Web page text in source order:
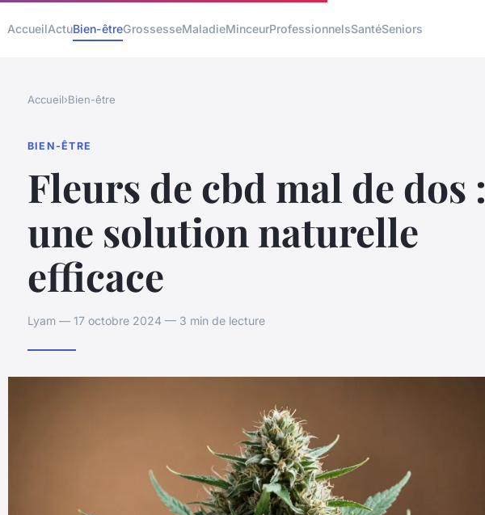
AccueilActuBien-êtreGrossesseMaladieMinceurProfessionnelsSantéSeniors
Accueil›Bien-être
BIEN-ÊTRE
Fleurs de cbd mal de dos :
une solution naturelle
efficace
Lyam — 17 octobre 2024 — 3 min de lecture